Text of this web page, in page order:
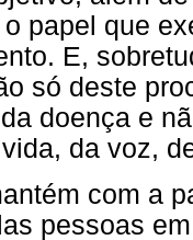
papel que
E,
só deste
doença e
da voz,
com a
pessoas